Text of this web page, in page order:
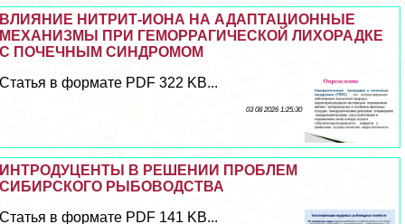
ВЛИЯНИЕ НИТРИТ-ИОНА НА АДАПТАЦИОННЫЕ
МЕХАНИЗМЫ ПРИ ГЕМОРРАГИЧЕСКОЙ ЛИХОРАДКЕ
С ПОЧЕЧНЫМ СИНДРОМОМ
Статья в формате PDF 322 KB...
03 08 2026 1:25:30
ИНТРОДУЦЕНТЫ В РЕШЕНИИ ПРОБЛЕМ
СИБИРСКОГО РЫБОВОДСТВА
Статья в формате PDF 141 KB...